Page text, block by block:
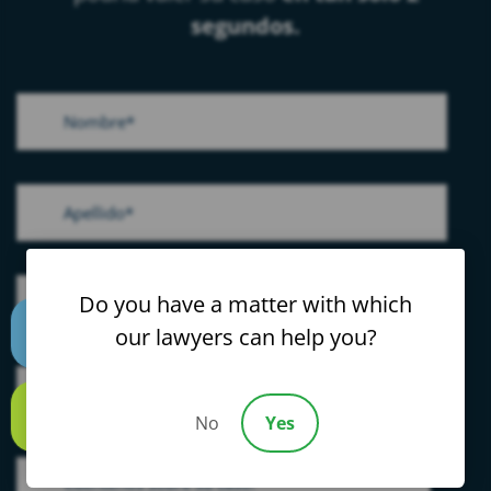
segundos.
Do you have a matter with which
our lawyers can help you?
No Yes